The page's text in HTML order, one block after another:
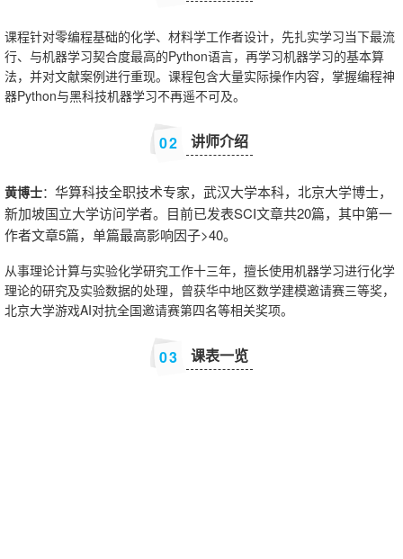
课程针对零编程基础的化学、材料学工作者设计，先扎实学习当下最流
行、与机器学习契合度最高的Python语言，再学习机器学习的基本算
法，并对文献案例进行重现。课程包含大量实际操作内容，掌握编程神
器Python与黑科技机器学习不再遥不可及。
02 讲师介绍
黄博士： 华算科技全职技术专家，武汉大学本科，北京大学博士，
新加坡国立大学访问学者。目前已发表SCI文章共20篇，其中第一
作者文章5篇，单篇最高影响因子>40。
从事理论计算与实验化学研究工作十三年，擅长使用机器学习进行化学
理论的研究及实验数据的处理，曾获华中地区数学建模邀请赛三等奖，
北京大学游戏AI对抗全国邀请赛第四名等相关奖项。
03 课表一览